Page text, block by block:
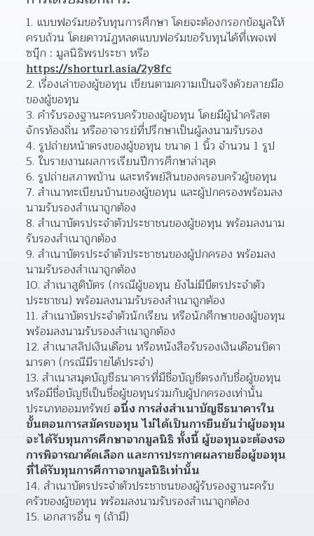
1. แบบฟอร์มขอรับทุนการศึกษา โดยจะต้องกรอกข้อมูลให้
ครบถ้วน โดยดาวน์ฏหลดแบบฟอร์มขอรับทุนได้ที่เพจเฟ
https://shorturl.asia/2y8fc
2. เรื่องเล่าของผู้ขอทุน เขียนตามความเป็นจริงด้วยลายมือ
ของผู้ขอทุน
3. คำรับรองฐานะครบครัวของผู้ขอทุน โดยมีผู้นำคริสต
จักรท้องถิ่น หรืออาจารย์ที่ปรึกษาเป็นผู้ลงนามรับรอง
4. รูปถ่ายหน้าตรงของผู้ขอทุน ขนาด 1 นิ้ว จำนวน 1 รูป
5. ใบรายงานผลการเรียนปีการศึกษาล่าสุด
6. รูปถ่ายสภาพบ้าน และทรัพย์สินของครอบครัวผู้ขอทุน
7. สำเนาทะเบียนบ้านของผู้ขอทุน และผู้ปกครองพร้อมลง
นามรับรองสำเนาถูกต้อง
8. สำเนาบัตรประจำตัวประชาชนของผู้ขอทุน พร้อมลงนาม
รับรองสำเนาถูกต้อง
9. สำเนาบัตรประจำตัวประชาชนของผู้ปกครอง พร้อมลง
นามรับรองสำเนาถูกต้อง
10. สำเนาสูติบัตร (กรณีผู้ขอทุน ยังไม่มีบีตรประจำตัว
ประชาชน) พร้อมลงนามรับรองสำเนาถูกต้อง
11. สำเนาบัตรประจำตัวนักเรียน หรือนักศึกษาของผู้ขอทุน
พร้อมลงนามรับรองสำเนาถูกต้อง
12. สำเนาสลิปเงินเดือน หรือหนังสือรับรองเงินเดือนบิดา
มารดา (กรณีมีรายได้ประจำ)
13. สำเนาสมุดบัญชีธนาคารที่มีชื่อบัญชีตรงกับชื่อผู้ขอทุน
หรือมีชื่อบัญชีเป็นชื่อผู้ขอทุนร่วมกับผู้ปกครองเท่านั้น
ประเภทออมทรัพย์ อนึ่ง การส่งสำเนาบัญชีธนาคารใน
ขั้นตอนการสมัครขอทุน ไม่ได้เป็นการยืนยันว่าผู้ขอทุน
จะได้รับทุนการศึกษาจากมูลนิธิ ทั้งนี้ ผู้ขอทุนจะต้องรอ
การพิจารณาคัดเลือก และการประกาศผลรายชื่อผู้ขอทุน
ที่ได้รับทุนการศึกาาจากมูลนิธิเท่านั้น
14. สำเนาบัตรประจำตัวประชาชนของผู้รับรองฐานะครับ
ครัวของผู้ขอทุน พร้อมลงนามรับรองสำเนาถูกต้อง
15. เอกสารอื่น ๆ (ถ้ามี)